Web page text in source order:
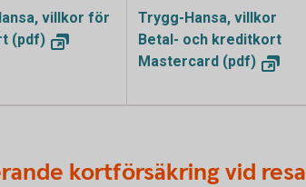
villkor för
(pdf)
Trygg-Hansa, villkor
Betal- och kreditkort
Mastercard (pdf)
kortförsäkring vid resa